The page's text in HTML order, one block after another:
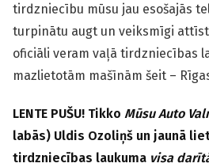
tirdzniecību mūsu jau esošajās
turpinātu augt un veiksmīgi
oficiāli veram vaļā tirdzniecības
mazlietotām mašīnām šeit –
LENTE PUŠU! Tikko Mūsu Auto
labās) Uldis Ozoliņš un jaunā
tirdzniecības laukuma visa